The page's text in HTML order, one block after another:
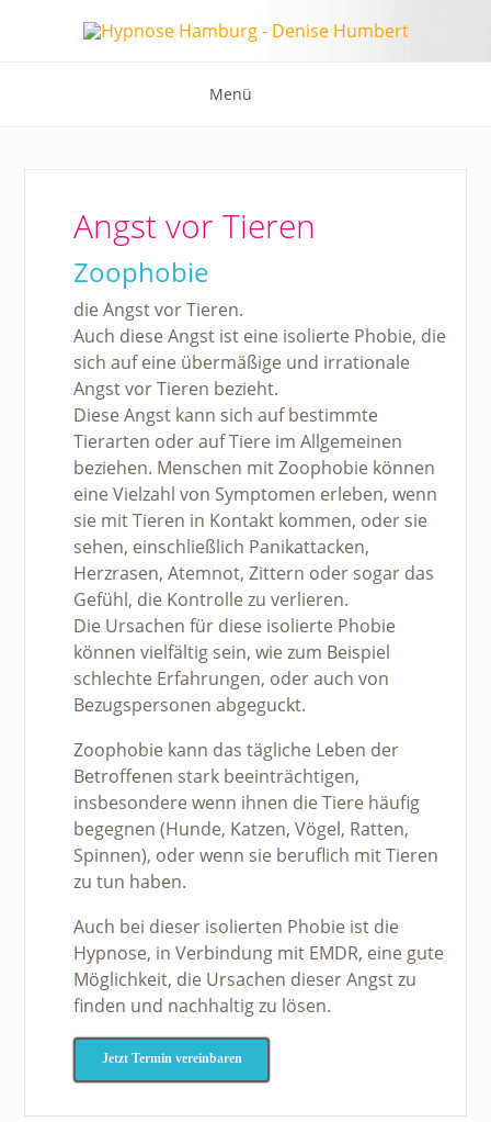
Menü
Angst vor Tieren
Zoophobie
die Angst vor Tieren.
Auch diese Angst ist eine isolierte Phobie, die
sich auf eine übermäßige und irrationale
Angst vor Tieren bezieht.
Diese Angst kann sich auf bestimmte
Tierarten oder auf Tiere im Allgemeinen
beziehen. Menschen mit Zoophobie können
eine Vielzahl von Symptomen erleben, wenn
sie mit Tieren in Kontakt kommen, oder sie
sehen, einschließlich Panikattacken,
Herzrasen, Atemnot, Zittern oder sogar das
Gefühl, die Kontrolle zu verlieren.
Die Ursachen für diese isolierte Phobie
können vielfältig sein, wie zum Beispiel
schlechte Erfahrungen, oder auch von
Bezugspersonen abgeguckt.
Zoophobie kann das tägliche Leben der
Betroffenen stark beeinträchtigen,
insbesondere wenn ihnen die Tiere häufig
begegnen (Hunde, Katzen, Vögel, Ratten,
Spinnen), oder wenn sie beruflich mit Tieren
zu tun haben.
Auch bei dieser isolierten Phobie ist die
Hypnose, in Verbindung mit EMDR, eine gute
Möglichkeit, die Ursachen dieser Angst zu
finden und nachhaltig zu lösen.
Jetzt Termin vereinbaren